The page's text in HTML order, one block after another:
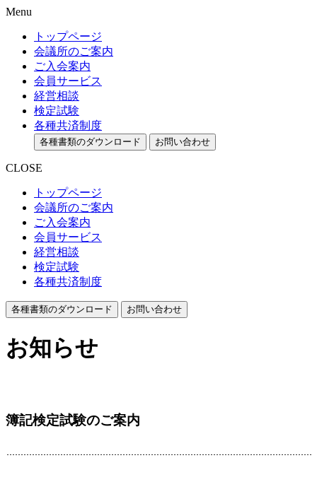
Menu
トップページ
会議所のご案内
ご入会案内
会員サービス
経営相談
検定試験
各種共済制度
各種書類のダウンロード お問い合わせ
CLOSE
トップページ
会議所のご案内
ご入会案内
会員サービス
経営相談
検定試験
各種共済制度
各種書類のダウンロード お問い合わせ
お知らせ
簿記検定試験のご案内